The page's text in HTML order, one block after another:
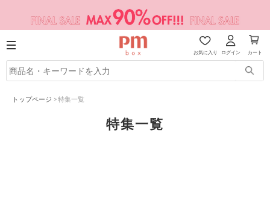
お気に入り ログイン カート
トップページ >特集一覧
特集一覧